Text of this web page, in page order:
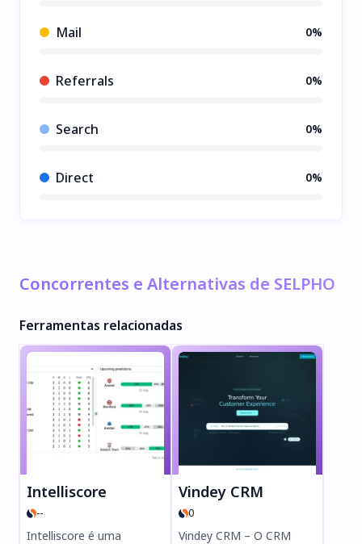
Mail 0%
Referrals 0%
Search 0%
Direct 0%
Concorrentes e Alternativas de SELPHO
Ferramentas relacionadas
Intelliscore
--
Intelliscore é uma
Vindey CRM
0
Vindey CRM – O CRM